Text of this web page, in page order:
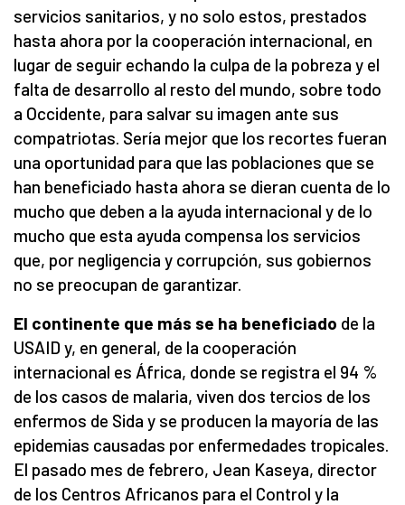
servicios sanitarios, y no solo estos, prestados
hasta ahora por la cooperación internacional, en
lugar de seguir echando la culpa de la pobreza y el
falta de desarrollo al resto del mundo, sobre todo
a Occidente, para salvar su imagen ante sus
compatriotas. Sería mejor que los recortes fueran
una oportunidad para que las poblaciones que se
han beneficiado hasta ahora se dieran cuenta de lo
mucho que deben a la ayuda internacional y de lo
mucho que esta ayuda compensa los servicios
que, por negligencia y corrupción, sus gobiernos
no se preocupan de garantizar.
El continente que más se ha beneficiado de la
USAID y, en general, de la cooperación
internacional es África, donde se registra el 94 %
de los casos de malaria, viven dos tercios de los
enfermos de Sida y se producen la mayoría de las
epidemias causadas por enfermedades tropicales.
El pasado mes de febrero, Jean Kaseya, director
de los Centros Africanos para el Control y la